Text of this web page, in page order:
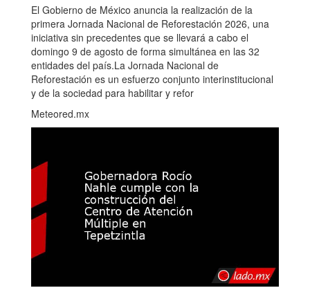
El Gobierno de México anuncia la realización de la
primera Jornada Nacional de Reforestación 2026, una
iniciativa sin precedentes que se llevará a cabo el
domingo 9 de agosto de forma simultánea en las 32
entidades del país.La Jornada Nacional de
Reforestación es un esfuerzo conjunto interinstitucional
y de la sociedad para habilitar y refor
Meteored.mx